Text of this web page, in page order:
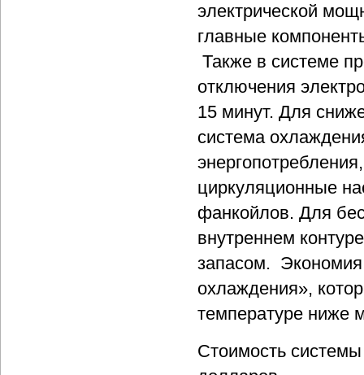
электрической
главные
Также в системе
отключения
15 минут. Для
система
циркуляционные
фанкойлов. Для
внутреннем
запасом. Экономия
охлаждения»,
температуре ниже
Стоимость